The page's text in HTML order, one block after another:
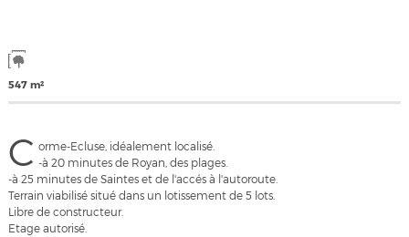
547 m²
C orme-Ecluse, idéalement localisé.
-à 20 minutes de Royan, des plages.
-à 25 minutes de Saintes et de l'accés à l'autoroute.
Terrain viabilisé situé dans un lotissement de 5 lots.
Libre de constructeur.
Etage autorisé.